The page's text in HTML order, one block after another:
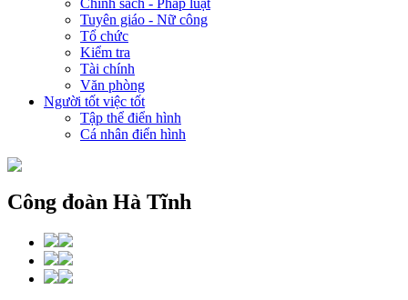
Chính sách - Pháp luật
Tuyên giáo - Nữ công
Tổ chức
Kiểm tra
Tài chính
Văn phòng
Người tốt việc tốt
Tập thể điển hình
Cá nhân điển hình
Công đoàn Hà Tĩnh